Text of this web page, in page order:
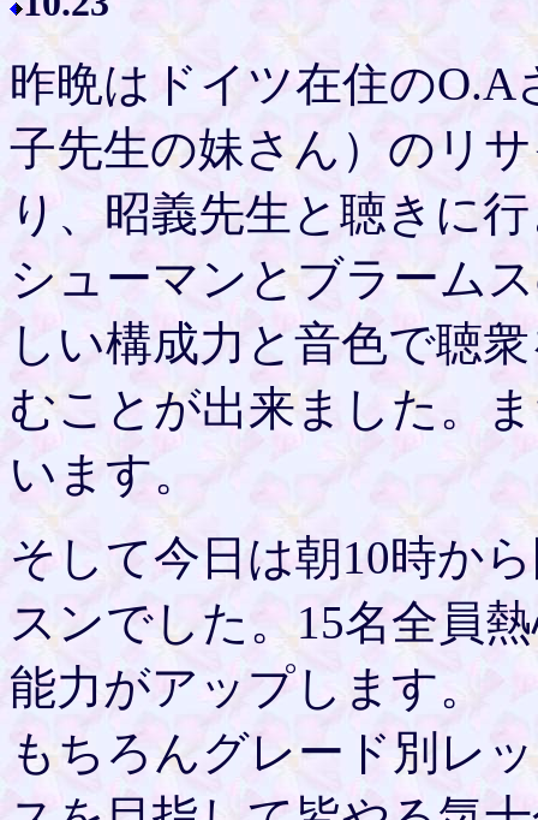
昨晩はドイツ在住の
子先生の妹さん）のリ
り、昭義先生と聴きに
シューマンとブラーム
しい構成力と音色で聴
むことが出来ました。
います。
そして今日は朝10時か
スンでした。15名全員
能力がアップします。
もちろんグレード別レ